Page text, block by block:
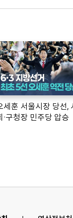
세훈 서울시장 당선,
·구청장 민주당 압승